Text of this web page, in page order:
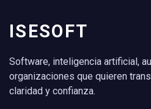
ISESOFT
Software, inteligencia artificial,
organizaciones que quieren
claridad y confianza.